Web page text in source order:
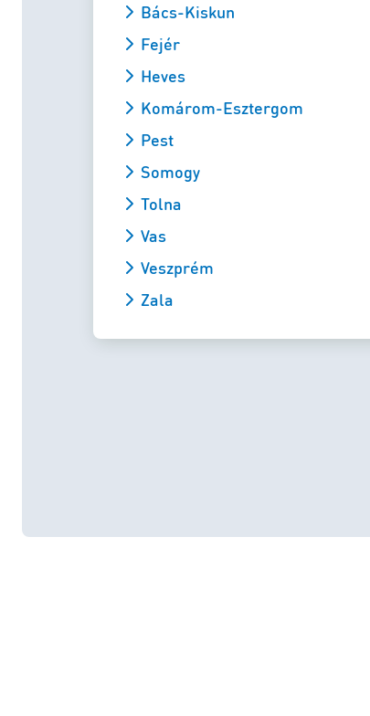
Bács-Kiskun
Fejér
Heves
Komárom-Esztergom
Pest
Somogy
Tolna
Vas
Veszprém
Zala